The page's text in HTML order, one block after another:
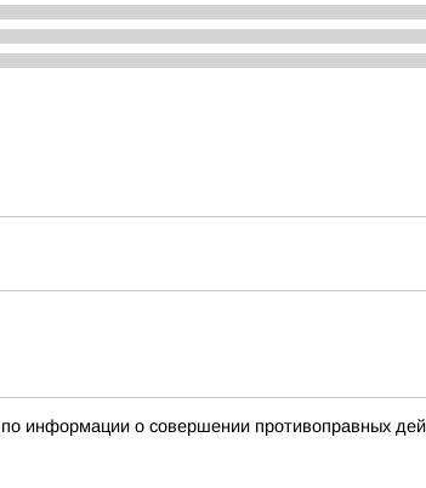
информации о совершении противоправных